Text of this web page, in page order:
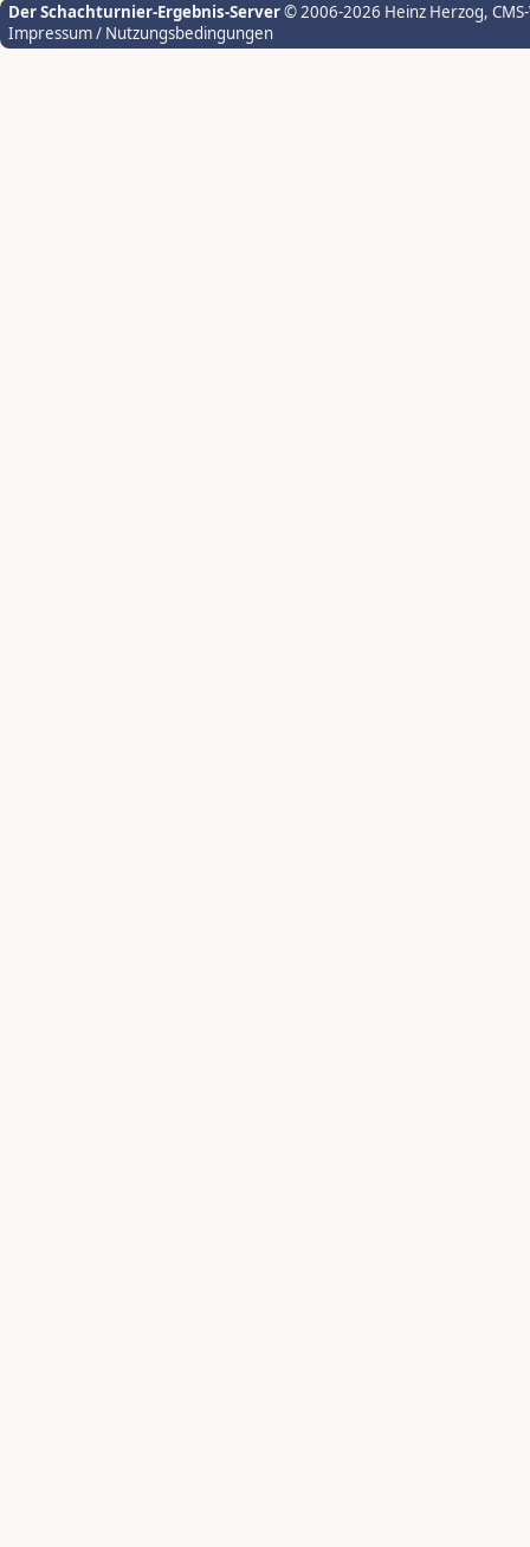
Der Schachturnier-Ergebnis-Server© 2006-2026 Heinz Herzog,
Impressum / Nutzungsbedingungen